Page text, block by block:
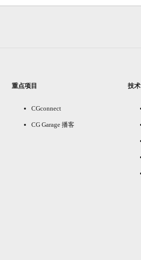
重点项目
CGconnect
CG Garage 播客
技术